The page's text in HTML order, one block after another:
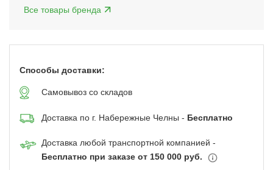
Все товары бренда
Способы доставки:
Самовывоз со складов
Доставка по г. Набережные Челны - Бесплатно
Доставка любой транспортной компанией -
Бесплатно при заказе от 150 000 руб.